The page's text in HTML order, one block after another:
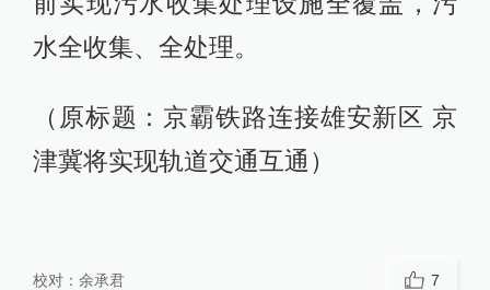
水全收集、全处理。
（原标题：京霸铁路连接雄安新区 京
津冀将实现轨道交通互通）
校对： 余承君 7